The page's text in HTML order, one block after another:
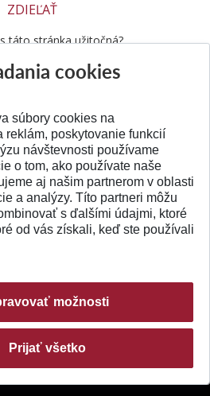
ZDIEĽAŤ
táto stránka užitočná?
SPÄŤ NA VRCH
cookies
súbory cookies na
reklám, poskytovanie funkcií
návštevnosti používame
o tom, ako používate naše
aj našim partnerom v oblasti
a analýzy. Títo partneri môžu
s ďalšími údajmi, ktoré
od vás získali, keď ste používali
možnosti
Prijať všetko